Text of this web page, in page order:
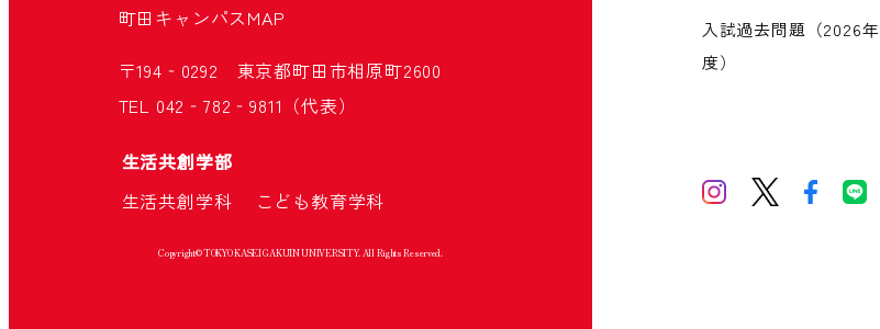
町田キャンパスMAP
〒194‐0292 東京都町田市相原町2600
TEL 042‐782‐9811（代表）
生活共創学部
生活共創学科
こども教育学科
Copyright© TOKYO KASEI GAKUIN UNIVERSITY. All Rights Reserved.
入試過去問題（2026年
度）